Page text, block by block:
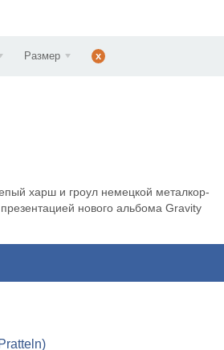
Размер x
харш и гроул немецкой металкор-
нового альбома Gravity